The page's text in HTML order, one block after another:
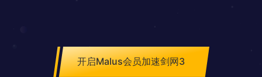
开启Malus会员加速剑网3